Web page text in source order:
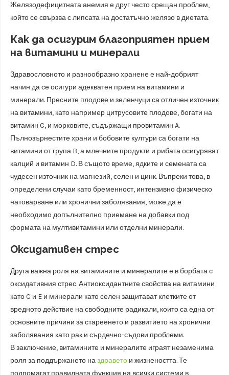
Желязодефицитната анемия е друг често срещан проблем,
който се свързва с липсата на достатъчно желязо в диетата.
Как да осигурим благоприятен прием
на витамини и минерали
Здравословното и разнообразно хранене е най-добрият
начин да се осигури адекватен прием на витамини и
минерали. Пресните плодове и зеленчуци са отличен източник
на витамини, като например цитрусовите плодове, богати на
витамин C, и морковите, съдържащи провитамин A.
Пълнозърнестите храни и бобовите култури са богати на
витамини от група B, а млечните продукти и рибата осигуряват
калций и витамин D. В същото време, ядките и семената са
чудесен източник на магнезий, селен и цинк. Въпреки това, в
определени случаи като бременност, интензивно физическо
натоварване или хронични заболявания, може да е
необходимо допълнително приемане на добавки под
формата на мултивитамини или отделни минерали.
Оксидативен стрес
Друга важна роля на витамините и минералите е в борбата с
оксидативния стрес. Антиоксидантните свойства на витамини
като C и E и минерали като селен защитават клетките от
вредното действие на свободните радикали, които са една от
основните причини за стареенето и развитието на хронични
заболявания като рак и сърдечно-съдови проблеми.
В заключение, витамините и минералите играят незаменима
роля за поддържането наздравето и жизнеността. Те
подпомагат правилната функция на всички системи в